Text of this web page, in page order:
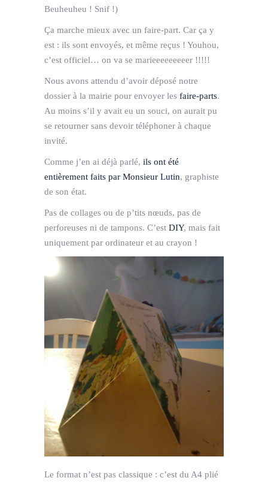
Beuheuheu ! Snif !)
Ça marche mieux avec un faire-part. Car ça y
est : ils sont envoyés, et même reçus ! Youhou,
c’est officiel… on va se marieeeeeeeeer !!!!!
Nous avons attendu d’avoir déposé notre
dossier à la mairie pour envoyer les faire-parts.
Au moins s’il y avait eu un souci, on aurait pu
se retourner sans devoir téléphoner à chaque
invité.
Comme j’en ai déjà parlé, ils ont été
entièrement faits par Monsieur Lutin, graphiste
de son état.
Pas de collages ou de p’tits nœuds, pas de
perforeuses ni de tampons. C’est DIY, mais fait
uniquement par ordinateur et au crayon !
Le format n’est pas classique : c’est du A4 plié